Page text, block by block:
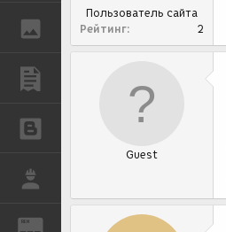
ГАЛЕРЕЯ
REN ЖУРНАЛ
я
Пользователь сайта
Рейтинг
2
Guest